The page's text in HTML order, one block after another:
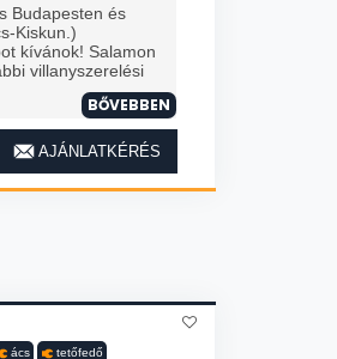
Budapesten és
Kiskun.)
kívánok! Salamon
villanyszerelési
BŐVEBBEN
AJÁNLATKÉRÉS
ács tetőfedő